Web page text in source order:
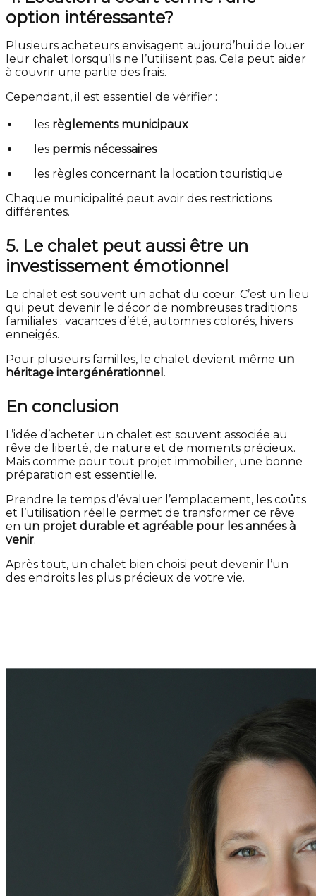
option intéressante?
Plusieurs acheteurs envisagent aujourd’hui de louer
leur chalet lorsqu’ils ne l’utilisent pas. Cela peut aider
à couvrir une partie des frais.
Cependant, il est essentiel de vérifier :
les règlements municipaux
les permis nécessaires
les règles concernant la location touristique
Chaque municipalité peut avoir des restrictions
différentes.
5. Le chalet peut aussi être un
investissement émotionnel
Le chalet est souvent un achat du cœur. C’est un lieu
qui peut devenir le décor de nombreuses traditions
familiales : vacances d’été, automnes colorés, hivers
enneigés.
Pour plusieurs familles, le chalet devient même un
héritage intergénérationnel .
En conclusion
L’idée d’acheter un chalet est souvent associée au
rêve de liberté, de nature et de moments précieux.
Mais comme pour tout projet immobilier, une bonne
préparation est essentielle.
Prendre le temps d’évaluer l’emplacement, les coûts
et l’utilisation réelle permet de transformer ce rêve
en un projet durable et agréable pour les années à
venir.
Après tout, un chalet bien choisi peut devenir l’un
des endroits les plus précieux de votre vie.